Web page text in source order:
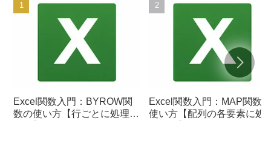
Excel関数入門：BYROW関
数の使い方【行ごとに処理を
Excel関数入門：MAP関数の
使い方【配列の各要素に処